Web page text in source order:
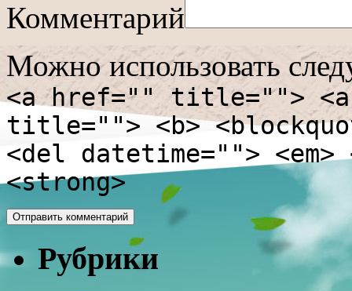
Комментарий
Можно использовать
<a href="" title="">
title=""> <b>
<del datetime="">
<strong>
Рубрики